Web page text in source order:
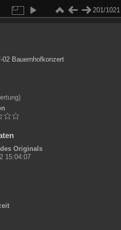
201/1021
02 Bauernhofkonzert
Originals
15:04:07